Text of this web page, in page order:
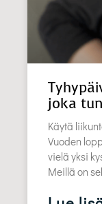
joka
Käytä
Vuoden
vielä yksi
Meillä on